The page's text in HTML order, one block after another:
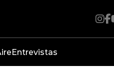
Entrevistas